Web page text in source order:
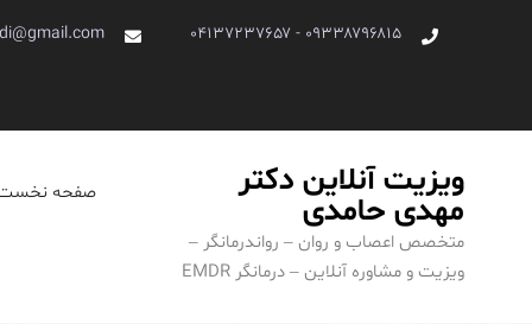
۰۹۳۳۸۷۹۶۸۱۵ - ۰۴۱۳۷۲۳۷۶۵۷
ویزیت آنلاین دکتر
مهدی حامدی
متخصص اعصاب و روان – رواندرمانگر –
ویزیت و مشاوره آنلاین – درمانگر EMDR
صفحه